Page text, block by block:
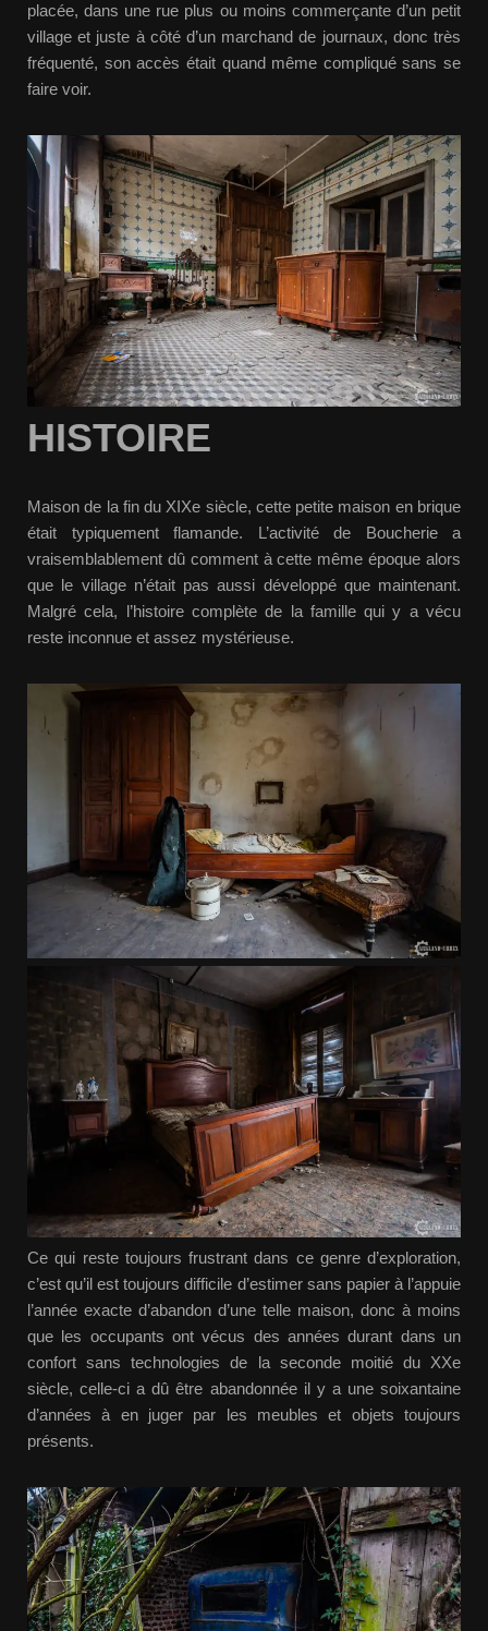
placée, dans une rue plus ou moins commerçante d’un petit
village et juste à côté d’un marchand de journaux, donc très
fréquenté, son accès était quand même compliqué sans se
faire voir.
HISTOIRE
Maison de la fin du XIXe siècle, cette petite maison en brique
était typiquement flamande. L’activité de Boucherie a
vraisemblablement dû comment à cette même époque alors
que le village n’était pas aussi développé que maintenant.
Malgré cela, l’histoire complète de la famille qui y a vécu
reste inconnue et assez mystérieuse.
Ce qui reste toujours frustrant dans ce genre d’exploration,
c’est qu’il est toujours difficile d’estimer sans papier à l’appuie
l’année exacte d’abandon d’une telle maison, donc à moins
que les occupants ont vécus des années durant dans un
confort sans technologies de la seconde moitié du XXe
siècle, celle-ci a dû être abandonnée il y a une soixantaine
d’années à en juger par les meubles et objets toujours
présents.